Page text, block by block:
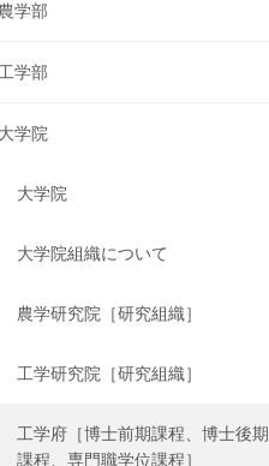
農学部
工学部
大学院
大学院
大学院組織について
農学研究院［研究組織］
工学研究院［研究組織］
工学府［博士前期課程、博士後期
課程、専門職学位課程］